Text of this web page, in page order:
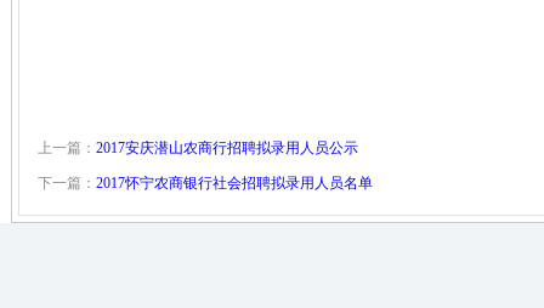
上一篇： 2017安庆潜山农商行招聘拟录用人员公示
下一篇： 2017怀宁农商银行社会招聘拟录用人员名单